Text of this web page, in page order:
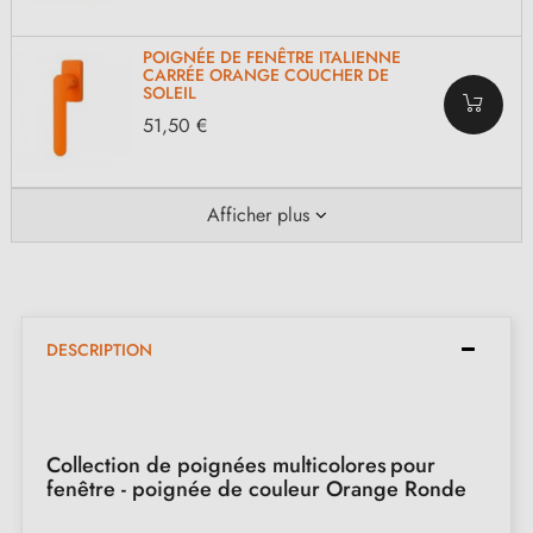
POIGNÉE DE FENÊTRE ITALIENNE
CARRÉE ORANGE COUCHER DE
SOLEIL
51,50 €
Afficher plus
DESCRIPTION
Collection de poignées multicolorespour
fenêtre - poignée de couleur Orange Ronde